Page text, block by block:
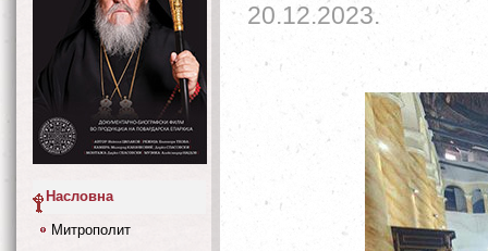
20.12.2023.
Насловна
Митрополит